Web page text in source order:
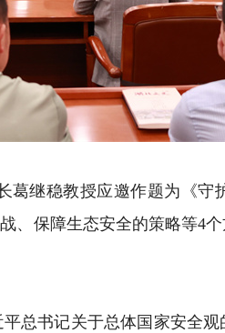
继稳教授应邀作题为《守
、保障生态安全的策略等4
书记关于总体国家安全观